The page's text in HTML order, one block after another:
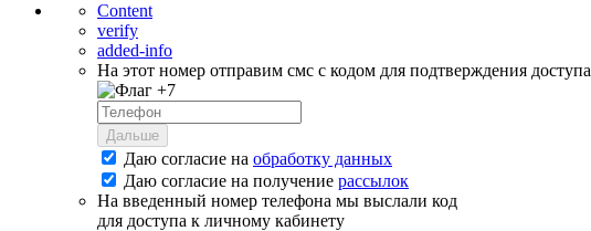
Content
verify
added-info
На этот номер отправим смс с кодом для подтверждения доступа
+7
Дальше
Даю согласие на обработку данных
Даю согласие на получение рассылок
На введенный номер телефона мы выслали код
для доступа к личному кабинету